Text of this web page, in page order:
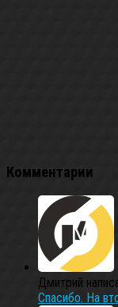
Комментарии
Дмитрий
Спасибо. На